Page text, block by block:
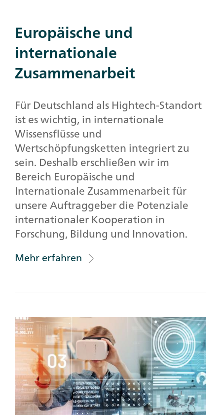
Europäische und
internationale
Zusammenarbeit
Für Deutschland als Hightech-Standort
ist es wichtig, in internationale
Wissensflüsse und
Wertschöpfungsketten integriert zu
sein. Deshalb erschließen wir im
Bereich Europäische und
Internationale Zusammenarbeit für
unsere Auftraggeber die Potenziale
internationaler Kooperation in
Forschung, Bildung und Innovation.
Mehr erfahren